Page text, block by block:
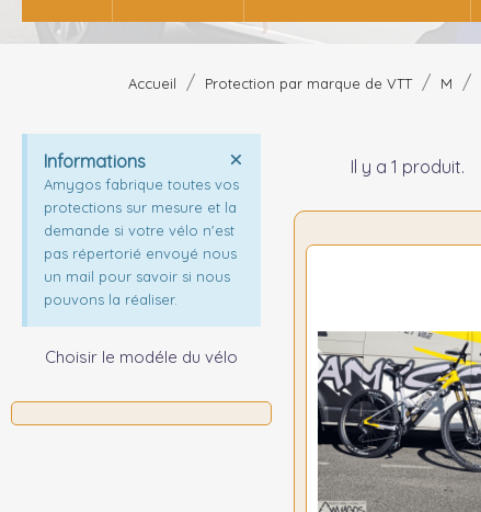
Accueil Protection par marque de VTT M
Informations
Amygos fabrique toutes vos
protections sur mesure et la
demande si votre vélo n'est
pas répertorié envoyé nous
un mail pour savoir si nous
pouvons la réaliser.
Choisir le modéle du vélo
Il y a 1 produit.